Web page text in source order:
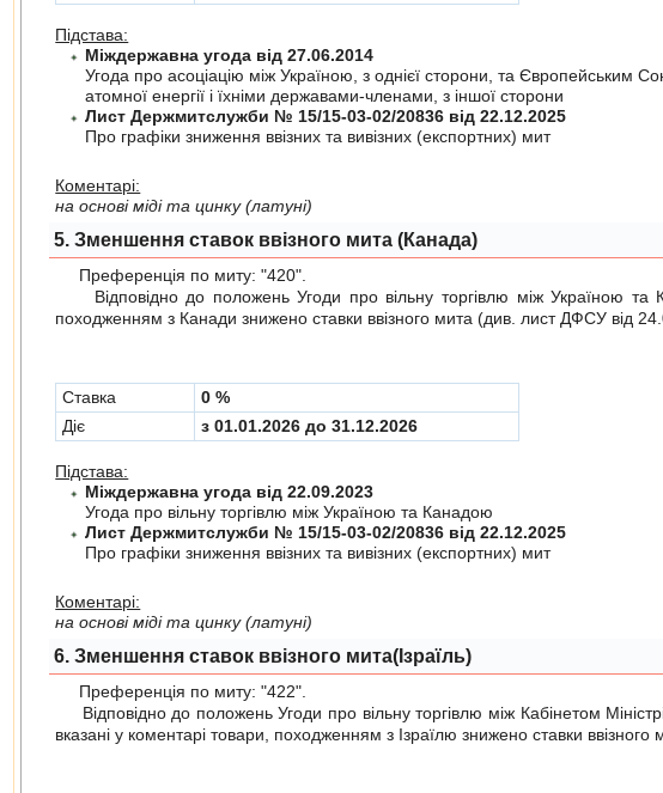
Підстава:
Міждержавна угода від 27.06.2014
Угода про асоцiацiю мiж Україною, з однiєї сторони, та Європейським
атомної енергiї i їхнiми державами-членами, з iншої сторони
Лист Держмитслужби № 15/15-03-02/20836 від 22.12.2025
Про графiки зниження ввiзних та вивiзних (експортних) мит
Коментарі:
на основі міді та цинку (латуні)
5. Зменшення ставок ввізного мита (Канада)
Преференція по миту:"420"
Відповідно до положеньУгоди про вiльну торгiвлю мiж Україною та
походженням з Канади знижено ставки ввізного мита (див. лист ДФСУ від
Cтавка
0 %
Діє
з 01.01.2026 до 31.12.2026
Підстава:
Міждержавна угода від 22.09.2023
Угода про вiльну торгiвлю мiж Україною та Канадою
Лист Держмитслужби № 15/15-03-02/20836 від 22.12.2025
Про графiки зниження ввiзних та вивiзних (експортних) мит
Коментарі:
на основі міді та цинку (латуні)
6. Зменшення ставок ввізного мита(Ізраїль)
Преференція по миту:"422"
Відповідно до положеньУгоди про вiльну торгiвлю мiж Кабінетом
вказані у коментарі товари, походженням з Ізраїлю знижено ставки ввізного